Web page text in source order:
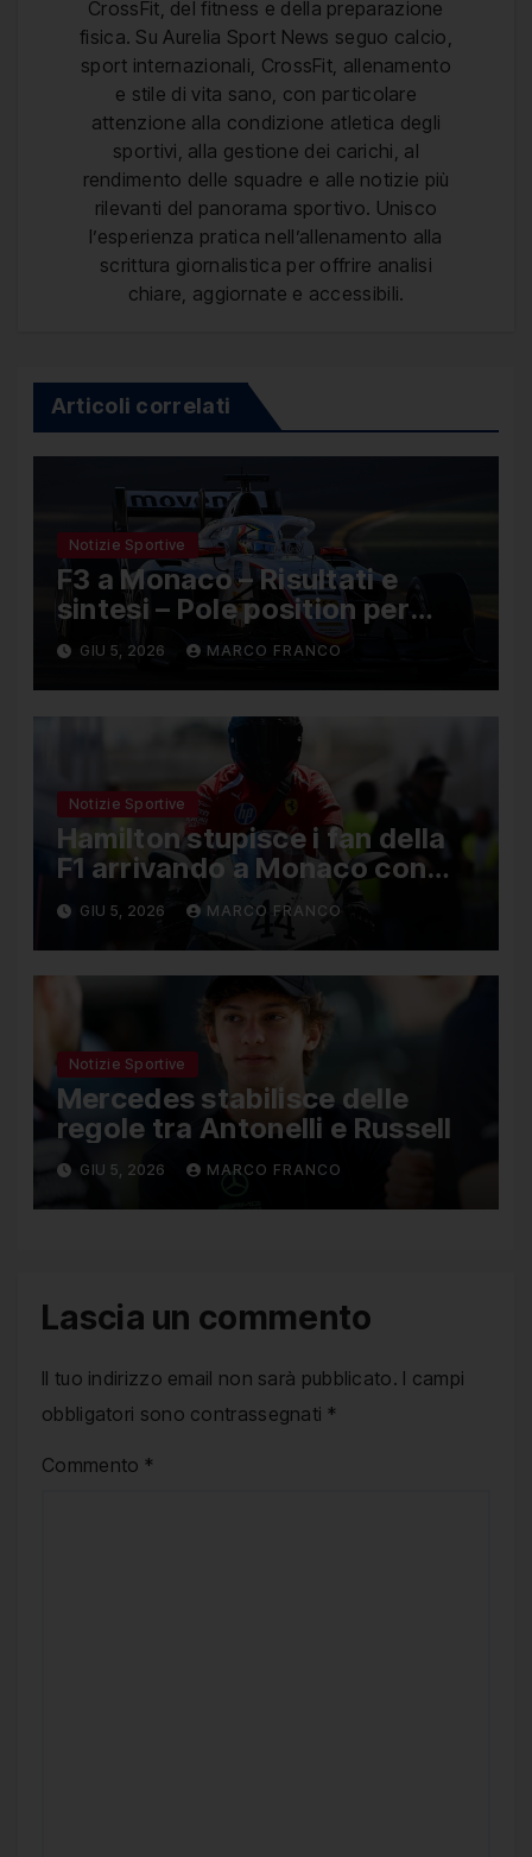
CrossFit, del fitness e della preparazione
fisica. Su Aurelia Sport News seguo calcio,
sport internazionali, CrossFit, allenamento
e stile di vita sano, con particolare
attenzione alla condizione atletica degli
sportivi, alla gestione dei carichi, al
rendimento delle squadre e alle notizie più
rilevanti del panorama sportivo. Unisco
l’esperienza pratica nell’allenamento alla
scrittura giornalistica per offrire analisi
chiare, aggiornate e accessibili.
Articoli correlati
Notizie Sportive
F3 a Monaco – Risultati e
sintesi – Pole position per
Nael, Bruno del Pino ottavo
GIU 5, 2026 MARCO FRANCO
Notizie Sportive
Hamilton stupisce i fan della
F1 arrivando a Monaco con
una Ducati in edizione limitata
GIU 5, 2026 MARCO FRANCO
Notizie Sportive
Mercedes stabilisce delle
regole tra Antonelli e Russell
GIU 5, 2026 MARCO FRANCO
Lascia un commento
Il tuo indirizzo email non sarà pubblicato. I campi
obbligatori sono contrassegnati *
Commento *